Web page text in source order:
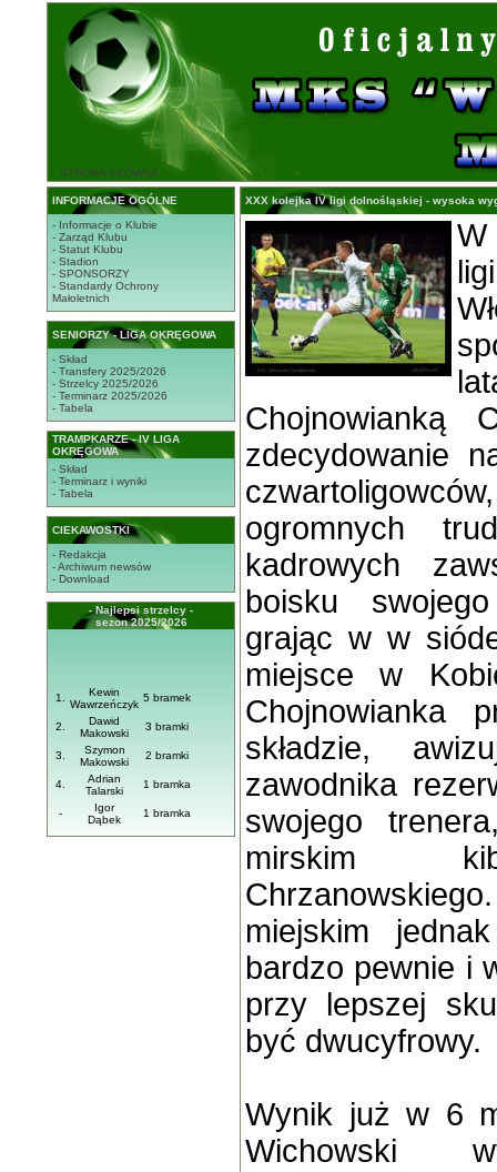
STRONA GŁÓWNA
INFORMACJE OGÓLNE
- Informacje o Klubie
- Zarząd Klubu
- Statut Klubu
- Stadion
- SPONSORZY
- Standardy Ochrony
Małoletnich
SENIORZY - LIGA OKRĘGOWA
- Skład
- Transfery 2025/2026
- Strzelcy 2025/2026
- Terminarz 2025/2026
- Tabela
TRAMPKARZE - IV LIGA
OKRĘGOWA
- Skład
- Terminarz i wyniki
- Tabela
CIEKAWOSTKI
- Redakcja
- Archiwum newsów
- Download
- Najlepsi strzelcy -
sezon 2025/2026
1.
Kewin
Wawrzeńczyk
5 bramek
2.
Dawid
Makowski
3 bramki
3.
Szymon
Makowski
2 bramki
4.
Adrian
Talarski
1 bramka
-
Igor
Dąbek
1 bramka
XXX kolejka IV ligi dolnośląskiej - wysoka
W
Chojnowianką
zdecydowanie
ogromnych
kadrowych
boisku
grając w w
miejsce w
Chojnowianka
składzie,
zawodnika
swojego
mirskim
miejskim
bardzo pewnie i
przy lepszej
być dwucyfrowy.
Wynik już w 6
Wichowski